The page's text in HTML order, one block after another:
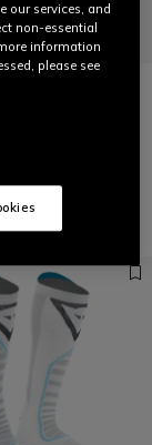
FÜR
our services, and
non-essential
information
please see